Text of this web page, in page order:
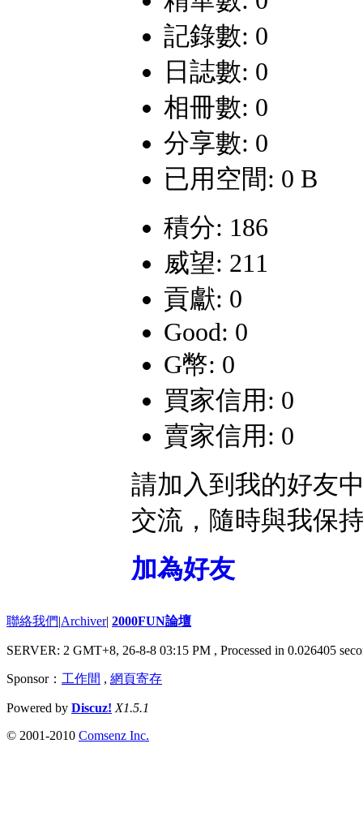
記錄數: 0
日誌數: 0
相冊數: 0
分享數: 0
已用空間: 0 B
積分: 186
威望: 211
貢獻: 0
Good: 0
G幣: 0
買家信用: 0
賣家信用: 0
請加入到我的好友
交流，隨時與我保
加為好友
聯絡我們|Archiver| 2000FUN論壇
SERVER: 2 GMT+8, 26-8-8 03:15 PM , Processed in 0.026405
Sponsor： 工作間 , 網頁寄存
Powered by Discuz! X1.5.1
© 2001-2010 Comsenz Inc.